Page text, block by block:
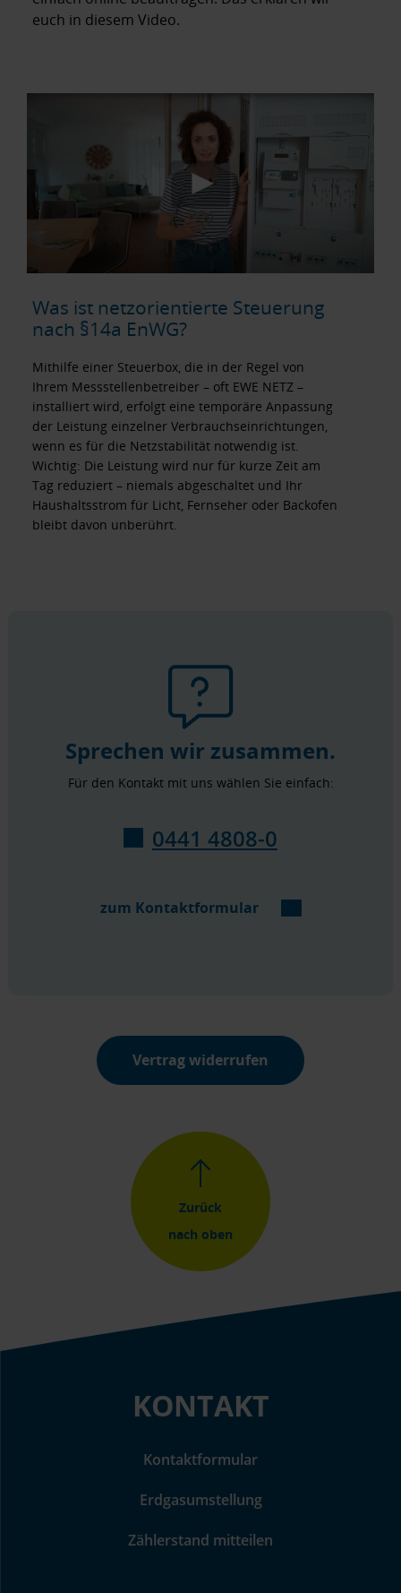
euch in diesem Video.
Was ist netzorientierte Steuerung
nach §14a EnWG?
Mithilfe einer Steuerbox, die in der Regel von
Ihrem Messstellenbetreiber – oft EWE NETZ –
installiert wird, erfolgt eine temporäre Anpassung
der Leistung einzelner Verbrauchseinrichtungen,
wenn es für die Netzstabilität notwendig ist.
Wichtig: Die Leistung wird nur für kurze Zeit am
Tag reduziert – niemals abgeschaltet und Ihr
Haushaltsstrom für Licht, Fernseher oder Backofen
bleibt davon unberührt.
Sprechen wir zusammen.
Für den Kontakt mit uns wählen Sie einfach:
0441 4808-0
zum Kontaktformular
Vertrag widerrufen
KONTAKT
Kontaktformular
Erdgasumstellung
Zählerstand mitteilen
Zurück
nach oben